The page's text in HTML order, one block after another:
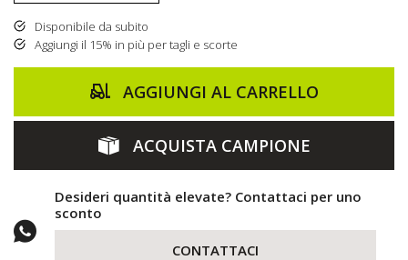
Disponibile da subito
Aggiungi il 15% in più per tagli e scorte
AGGIUNGI AL CARRELLO
ACQUISTA CAMPIONE
Desideri quantità elevate? Contattaci per uno
sconto
CONTATTACI